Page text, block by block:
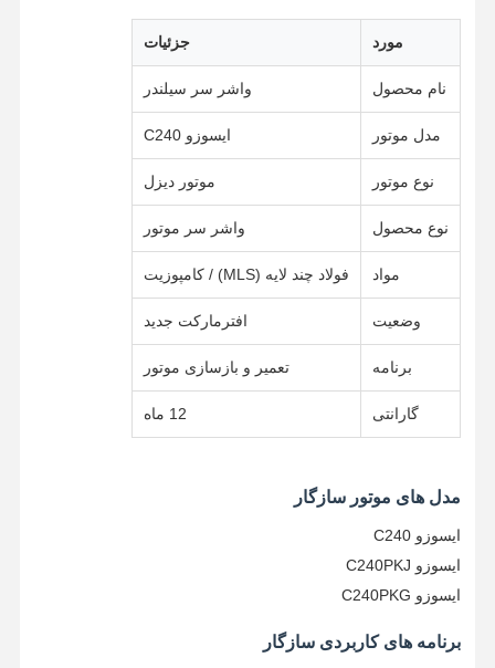
خانه
مورد جزئیات
نام محصول واشر سر سیلندر
مدل موتور ایسوزو C240
نوع موتور موتور دیزل
نوع محصول واشر سر موتور
مواد فولاد چند لایه (MLS) / کامپوزیت
وضعیت افترمارکت جدید
برنامه تعمیر و بازسازی موتور
گارانتی 12 ماه
مدل های موتور سازگار
ایسوزو C240
ایسوزو C240PKJ
ایسوزو C240PKG
برنامه های کاربردی سازگار